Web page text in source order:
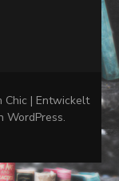
Chic | Entwickelt
WordPress.